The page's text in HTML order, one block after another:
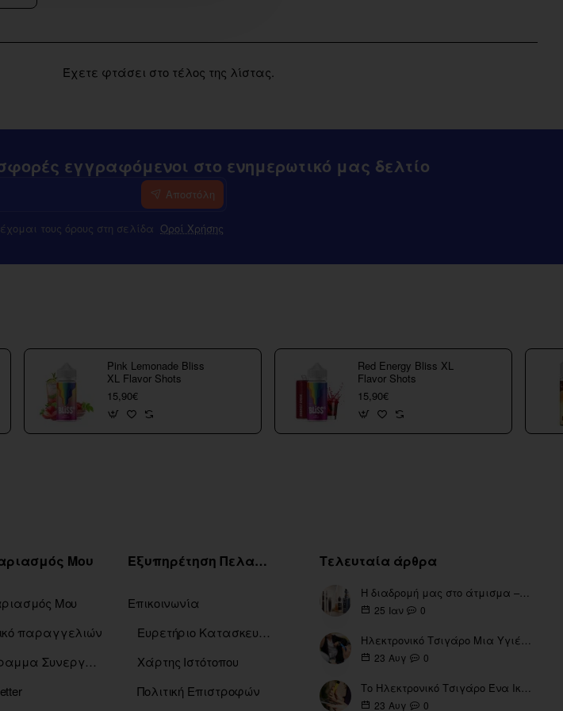
Έχετε φτάσει στο τέλος της λίστας.
εγγραφόμενοι στο ενημερωτικό μας δελτίο
Αποστόλη
τους όρους στη σελίδα Οροί Χρήσης
Pink Lemonade Bliss
XL Flavor Shots
15,90€
Red Energy Bliss XL
Flavor Shots
15,90€
Μου
Μου
παραγγελιών
Πρόγραμμα Συνεργατών
Εξυπηρέτηση Πελατών
Επικοινωνία
Ευρετήριο Κατασκευαστών
Χάρτης Ιστότοπου
Πολιτική Επιστροφών
Τελευταία άρθρα
Η διαδρομή μας στο άτμισμα – Από τα πρώτα eGo έως τη σύγχρονη εποχή
25 Ιαν 0
Ηλεκτρονικό Τσιγάρο Μια Υγιέστερη Επιλογή
23 Αυγ 0
Το Ηλεκτρονικό Τσιγάρο Ένα Ικανό Εργαλείο για τη Διακοπή του Καπνίσματος
23 Αυγ 0